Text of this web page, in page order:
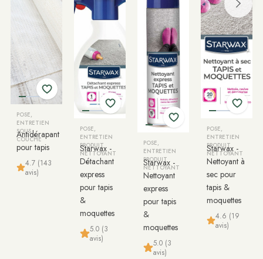
POSE,
ENTRETIEN
SOUS
COUCHE
Antidérapant
pour tapis
4.7 (143
avis)
POSE,
ENTRETIEN
PRODUIT
NETTOYANT
Starwax -
Détachant
express
pour tapis
&
moquettes
5.0 (3
avis)
POSE,
ENTRETIEN
PRODUIT
NETTOYANT
Starwax -
Nettoyant
express
pour tapis
&
moquettes
5.0 (3
avis)
POSE,
ENTRETIEN
PRODUIT
NETTOYANT
Starwax -
Nettoyant à
sec pour
tapis &
moquettes
4.6 (19
avis)